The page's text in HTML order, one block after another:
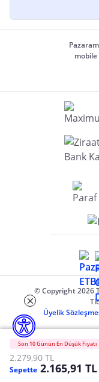
Son 10 Günün En Düşük Fiyatı
2.279,90 TL
Sepette 2.165,91 TL
© Copyright 2026
Üyelik